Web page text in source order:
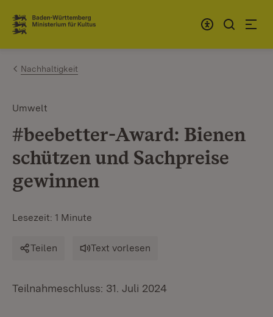
Zum Inhalt springen
Link zur Startseite
Nachhaltigkeit
Umwelt
#beebetter-Award: Bienen
schützen und Sachpreise
gewinnen
Lesezeit: 1 Minute
Teilen Text vorlesen
Teilnahmeschluss: 31. Juli 2024